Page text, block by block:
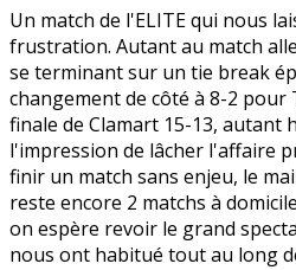
Un match de l'ELITE qui nous
frustration. Autant au match
se terminant sur un tie break
changement de côté à 8-2
finale de Clamart 15-13, autant
l'impression de lâcher l'affaire
finir un match sans enjeu, le
reste encore 2 matchs à
on espère revoir le grand
nous ont habitué tout au long